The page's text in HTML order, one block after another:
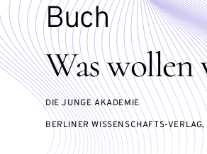
Was wollen
Buch
DIE JUNGE AKADEMIE
BERLINER WISSENSCHAFTS-